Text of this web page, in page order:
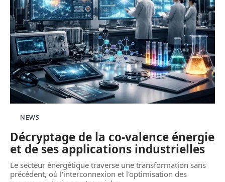
NEWS
Décryptage de la co-valence énergie
et de ses applications industrielles
Le secteur énergétique traverse une transformation sans
précédent, où l'interconnexion et l'optimisation des